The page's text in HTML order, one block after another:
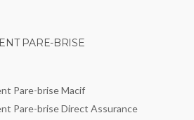
PARE-BRISE
Pare-brise Macif
Pare-brise Direct Assurance